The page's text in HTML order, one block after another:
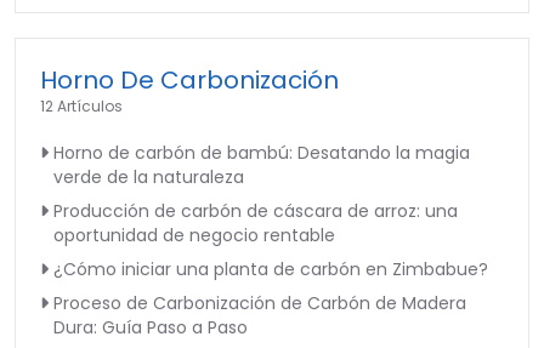
Horno De Carbonización
12 Artículos
Horno de carbón de bambú: Desatando la magia
verde de la naturaleza
Producción de carbón de cáscara de arroz: una
oportunidad de negocio rentable
¿Cómo iniciar una planta de carbón en Zimbabue?
Proceso de Carbonización de Carbón de Madera
Dura: Guía Paso a Paso